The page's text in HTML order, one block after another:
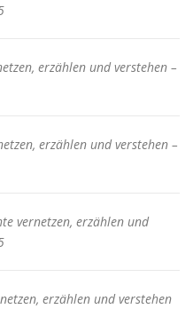
erzählen und verstehen –
erzählen und verstehen –
vernetzen, erzählen und
erzählen und verstehen